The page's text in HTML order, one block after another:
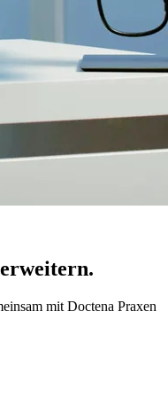
mit Doctena Praxen